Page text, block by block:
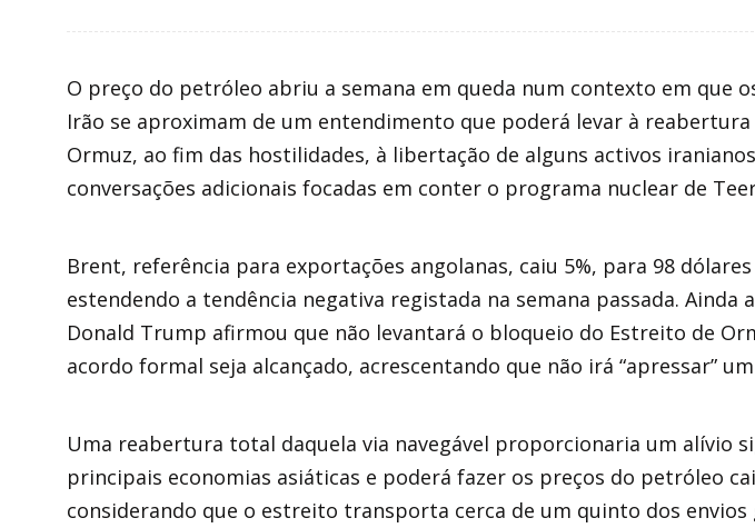
O preço do petróleo abriu a semana em queda num contexto em que
Irão se aproximam de um entendimento que poderá levar à
Ormuz, ao fim das hostilidades, à libertação de alguns activos
conversações adicionais focadas em conter o programa nuclear de
Brent, referência para exportações angolanas, caiu 5%, para 98
estendendo a tendência negativa registada na semana passada. Ainda
Donald Trump afirmou que não levantará o bloqueio do Estreito de
acordo formal seja alcançado, acrescentando que não irá “apressar”
Uma reabertura total daquela via navegável proporcionaria um alívio
principais economias asiáticas e poderá fazer os preços do petróleo
considerando que o estreito transporta cerca de um quinto dos